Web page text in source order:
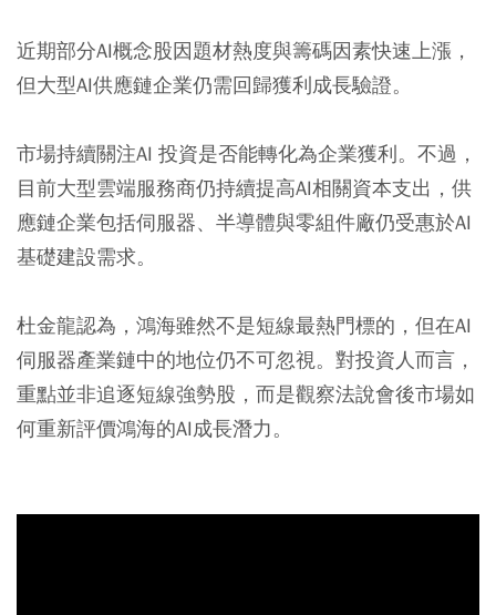
近期部分AI概念股因題材熱度與籌碼因素快速上漲，
但大型AI供應鏈企業仍需回歸獲利成長驗證。
市場持續關注AI 投資是否能轉化為企業獲利。不過，
目前大型雲端服務商仍持續提高AI相關資本支出，供
應鏈企業包括伺服器、半導體與零組件廠仍受惠於AI
基礎建設需求。
杜金龍認為，鴻海雖然不是短線最熱門標的，但在AI
伺服器產業鏈中的地位仍不可忽視。對投資人而言，
重點並非追逐短線強勢股，而是觀察法說會後市場如
何重新評價鴻海的AI成長潛力。